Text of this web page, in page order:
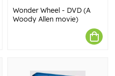
Wonder Wheel - DVD (A
Woody Allen movie)